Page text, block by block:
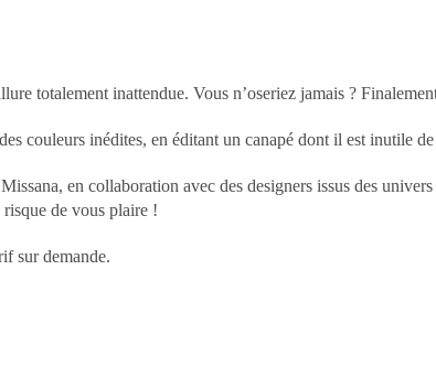
totalement inattendue. Vous n’oseriez jamais ?
couleurs inédites, en éditant un canapé dont il est inutile
en collaboration avec des designers issus des
risque de vous plaire !
sur demande.